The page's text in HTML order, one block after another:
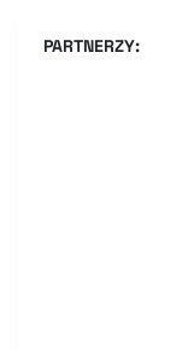
PARTNERZY: